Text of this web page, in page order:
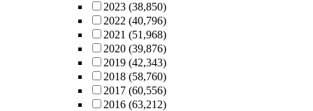
2023 (38,850)
2022 (40,796)
2021 (51,968)
2020 (39,876)
2019 (42,343)
2018 (58,760)
2017 (60,556)
2016 (63,212)